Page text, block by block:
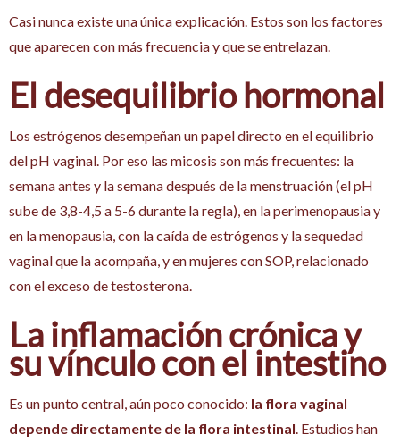
Casi nunca existe una única explicación. Estos son los factores
que aparecen con más frecuencia y que se entrelazan.
El desequilibrio hormonal
Los estrógenos desempeñan un papel directo en el equilibrio
del pH vaginal. Por eso las micosis son más frecuentes: la
semana antes y la semana después de la menstruación (el pH
sube de 3,8-4,5 a 5-6 durante la regla), en la perimenopausia y
en la menopausia, con la caída de estrógenos y la sequedad
vaginal que la acompaña, y en mujeres con SOP, relacionado
con el exceso de testosterona.
La inflamación crónica y
su vínculo con el intestino
Es un punto central, aún poco conocido: la flora vaginal
depende directamente de la flora intestinal . Estudios han